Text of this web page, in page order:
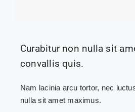
Curabitur non nulla sit
convallis quis.
Nam lacinia arcu tortor, nec
nulla sit amet maximus.